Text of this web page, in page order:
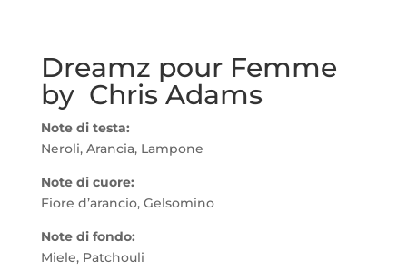
Dreamz pour Femme
by Chris Adams
Note di testa:
Neroli, Arancia, Lampone
Note di cuore:
Fiore d’arancio, Gelsomino
Note di fondo:
Miele, Patchouli